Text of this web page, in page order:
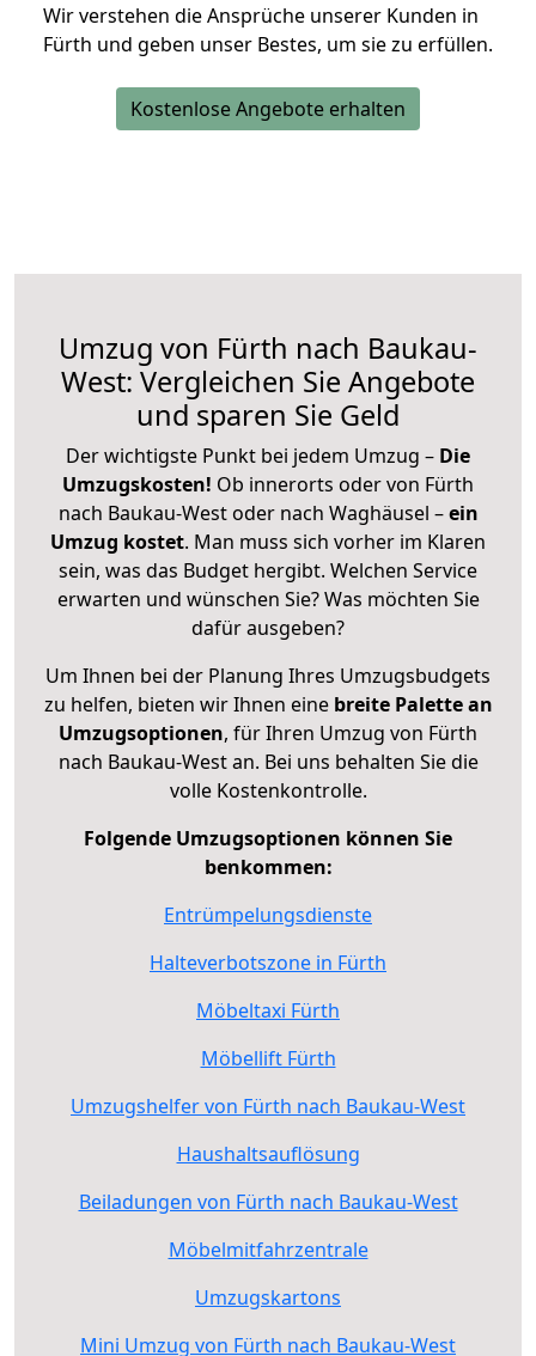
Wir verstehen die Ansprüche unserer Kunden in
Fürth und geben unser Bestes, um sie zu erfüllen.
Kostenlose Angebote erhalten
Umzug von Fürth nach Baukau-
West: Vergleichen Sie Angebote
und sparen Sie Geld
Der wichtigste Punkt bei jedem Umzug – Die
Umzugskosten! Ob innerorts oder von Fürth
nach Baukau-West oder nach Waghäusel –ein
Umzug kostet. Man muss sich vorher im Klaren
sein, was das Budget hergibt. Welchen Service
erwarten und wünschen Sie? Was möchten Sie
dafür ausgeben?
Um Ihnen bei der Planung Ihres Umzugsbudgets
zu helfen, bieten wir Ihnen eine breite Palette an
Umzugsoptionen, für Ihren Umzug von Fürth
nach Baukau-West an. Bei uns behalten Sie die
volle Kostenkontrolle.
Folgende Umzugsoptionen können Sie
benkommen:
Entrümpelungsdienste
Halteverbotszone in Fürth
Möbeltaxi Fürth
Möbellift Fürth
Umzugshelfer von Fürth nach Baukau-West
Haushaltsauflösung
Beiladungen von Fürth nach Baukau-West
Möbelmitfahrzentrale
Umzugskartons
Mini Umzug von Fürth nach Baukau-West